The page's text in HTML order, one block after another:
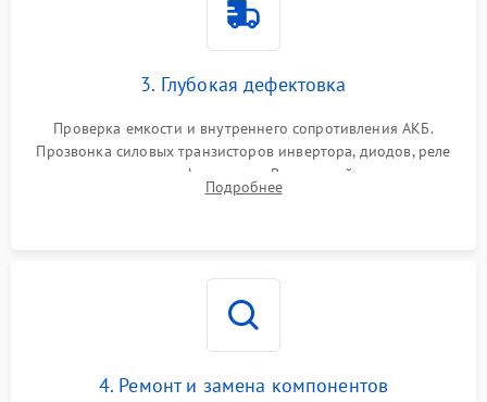
3. Глубокая дефектовка
Проверка емкости и внутреннего сопротивления АКБ.
Прозвонка силовых транзисторов инвертора, диодов, реле
переключения и трансформатора. Визуальный поиск вздутых
конденсаторов и прогаров на печатной плате.
Подробнее
4. Ремонт и замена компонентов